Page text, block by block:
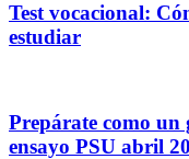
Test vocacional:
estudiar
Prepárate como un
ensayo PSU abril